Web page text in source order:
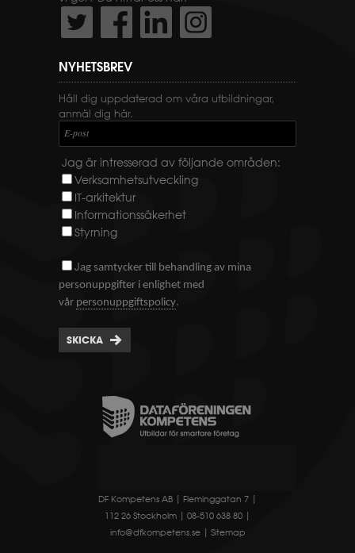
NYHETSBREV
Håll dig uppdaterad om våra utbildningar,
anmäl dig här.
E-post
Jag är intresserad av följande områden:
Verksamhetsutveckling
IT-arkitektur
Informationssäkerhet
Styrning
Jag samtycker till behandling av mina
personuppgifter i enlighet med
vår personuppgiftspolicy.
SKICKA
DF Kompetens AB | Fleminggatan 7 |
112 26 Stockholm | 08-510 638 80 |
info@dfkompetens.se| Sitemap